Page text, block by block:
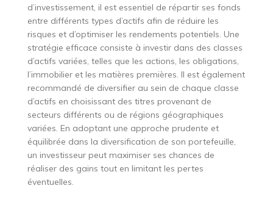
d’investissement, il est essentiel de répartir ses fonds
entre différents types d’actifs afin de réduire les
risques et d’optimiser les rendements potentiels. Une
stratégie efficace consiste à investir dans des classes
d’actifs variées, telles que les actions, les obligations,
l’immobilier et les matières premières. Il est également
recommandé de diversifier au sein de chaque classe
d’actifs en choisissant des titres provenant de
secteurs différents ou de régions géographiques
variées. En adoptant une approche prudente et
équilibrée dans la diversification de son portefeuille,
un investisseur peut maximiser ses chances de
réaliser des gains tout en limitant les pertes
éventuelles.